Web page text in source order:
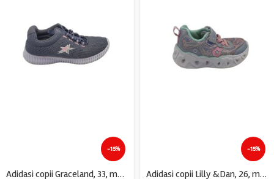
-15%
Adidasi copii Graceland, 33, material textil, mov
-15%
Adidasi copii Lilly &Dan, 26, material textil, mov